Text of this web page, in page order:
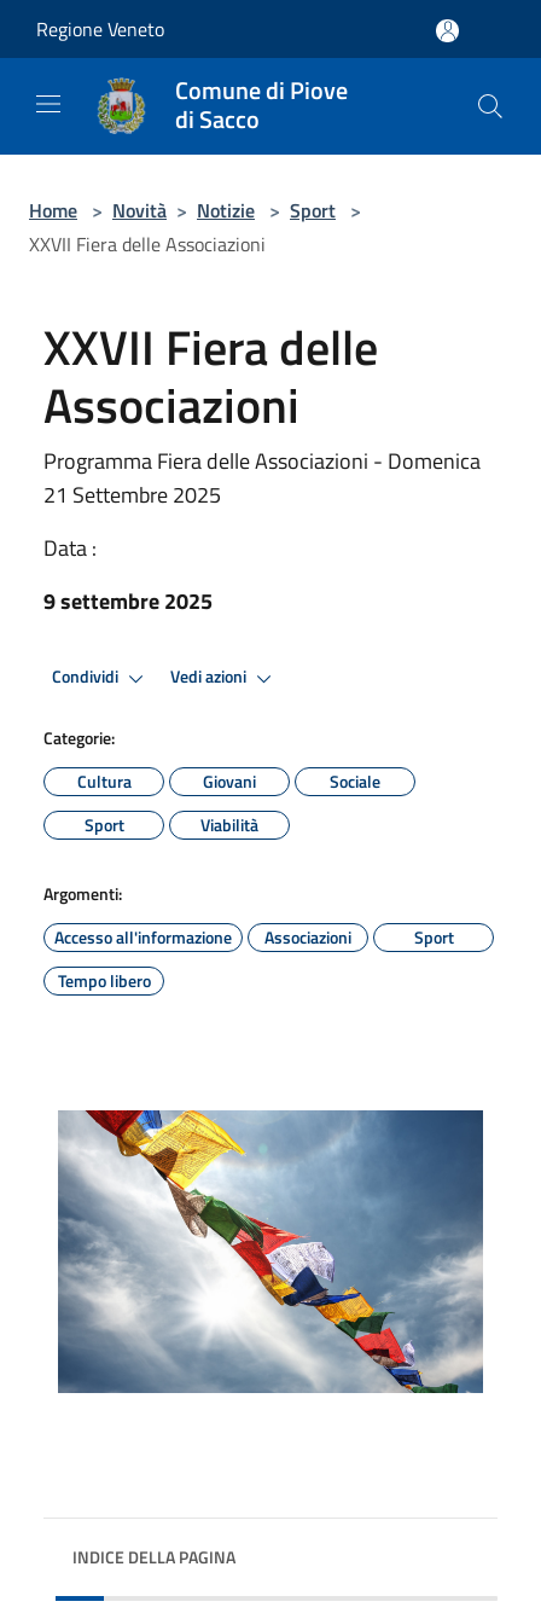
Regione Veneto
Comune di Piove
di Sacco
Home > Novità > Notizie > Sport >
XXVII Fiera delle Associazioni
XXVII Fiera delle
Associazioni
Programma Fiera delle Associazioni - Domenica
21 Settembre 2025
Data :
9 settembre 2025
Condividi Vedi azioni
Categorie:
Cultura
Giovani
Sociale
Sport
Viabilità
Argomenti:
Accesso all'informazione
Associazioni
Sport
Tempo libero
INDICE DELLA PAGINA